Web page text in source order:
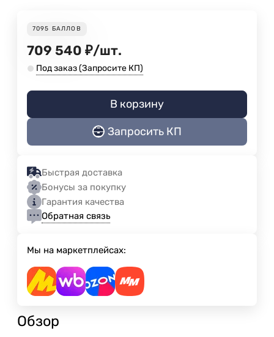
7095 БАЛЛОВ
709 540 ₽/шт.
Под заказ (Запросите КП)
В корзину
Запросить КП
Быстрая доставка
Бонусы за покупку
Гарантия качества
Обратная связь
Мы на маркетплейсах:
Обзор